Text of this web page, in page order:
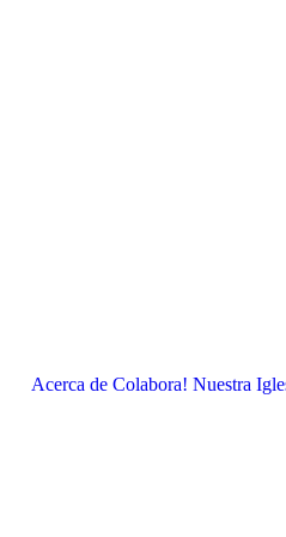
Acerca de Colabora! Nuestra